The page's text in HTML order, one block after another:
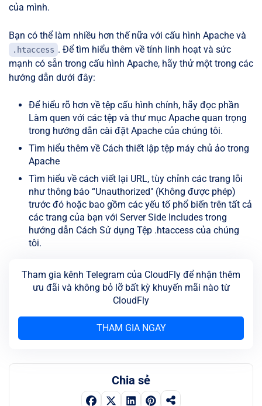
của mình.
Bạn có thể làm nhiều hơn thế nữa với cấu hình Apache và
.htaccess . Để tìm hiểu thêm về tính linh hoạt và sức
mạnh có sẵn trong cấu hình Apache, hãy thử một trong các
hướng dẫn dưới đây:
Để hiểu rõ hơn về tệp cấu hình chính, hãy đọc phần
Làm quen với các tệp và thư mục Apache quan trọng
trong hướng dẫn cài đặt Apache của chúng tôi.
Tìm hiểu thêm về Cách thiết lập tệp máy chủ ảo trong
Apache
Tìm hiểu về cách viết lại URL, tùy chỉnh các trang lỗi
như thông báo “Unauthorized" (Không được phép)
trước đó hoặc bao gồm các yếu tố phổ biến trên tất cả
các trang của bạn với Server Side Includes trong
hướng dẫn Cách Sử dụng Tệp .htaccess của chúng
tôi.
Tham gia kênh Telegram của CloudFly để nhận thêm
ưu đãi và không bỏ lỡ bất kỳ khuyến mãi nào từ
CloudFly
THAM GIA NGAY
Chia sẻ